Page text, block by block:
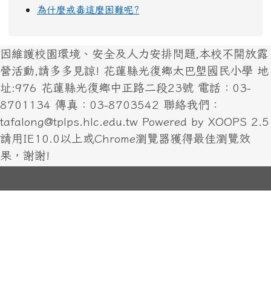
為什麼戒毒這麼困難呢?
因維護校園環境、安全及人力安排問題,本校不開放露
營活動,請多多見諒! 花蓮縣光復鄉太巴塱國民小學 地
址:976 花蓮縣光復鄉中正路二段23號 電話：03-
8701134 傳真：03-8703542 聯絡我們：
tafalong@tplps.hlc.edu.tw Powered by XOOPS 2.5
請用IE10.0以上或Chrome瀏覽器獲得最佳瀏覽效
果，謝謝!